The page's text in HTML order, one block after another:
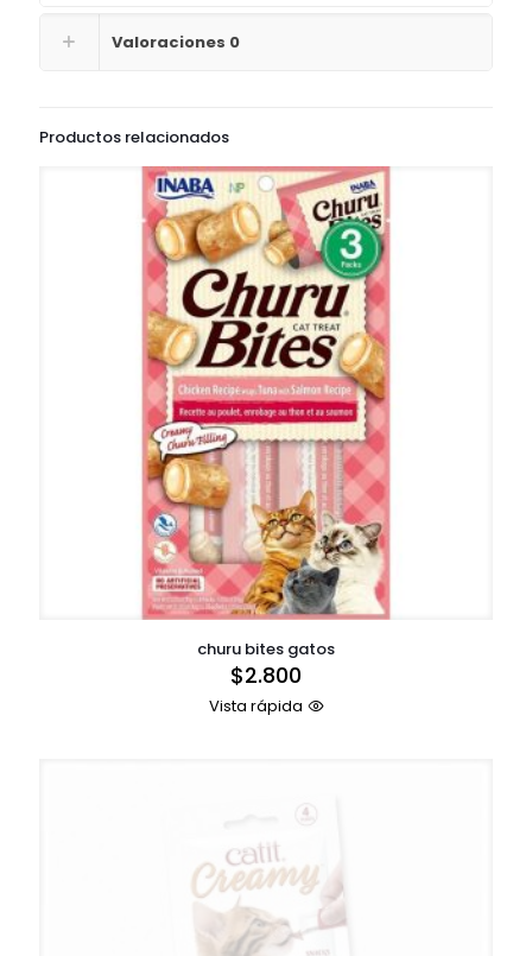
Valoraciones 0
Productos relacionados
churu bites gatos
$2.800
Vista rápida